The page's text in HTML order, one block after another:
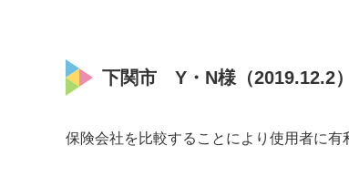
下関市 Y・N様（2019.12.2）
保険会社を比較することにより使用者に有